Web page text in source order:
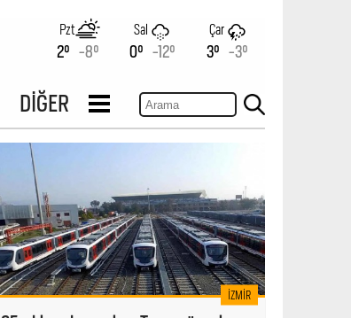
Pzt
2° -8°
Sal
0° -12°
Çar
3° -3°
DİĞER
İZMIR